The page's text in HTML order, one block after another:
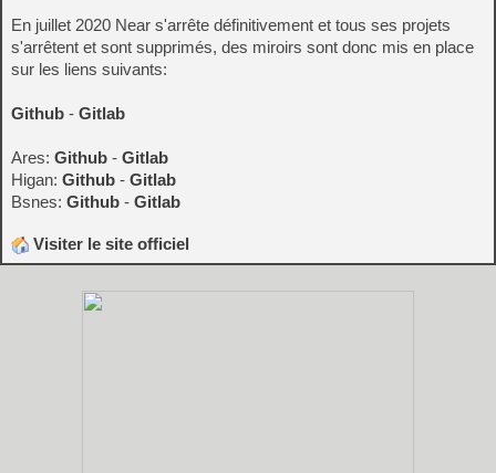
En juillet 2020 Near s'arrête définitivement et tous ses projets
s'arrêtent et sont supprimés, des miroirs sont donc mis en place
sur les liens suivants:
Github - Gitlab
Ares: Github - Gitlab
Higan: Github - Gitlab
Bsnes: Github - Gitlab
Visiter le site officiel